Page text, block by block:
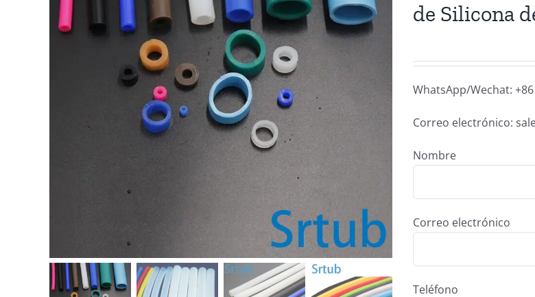
de Silicona
WhatsApp/Wechat:
Correo electrónico:
Nombre
Correo electrónico
Teléfono